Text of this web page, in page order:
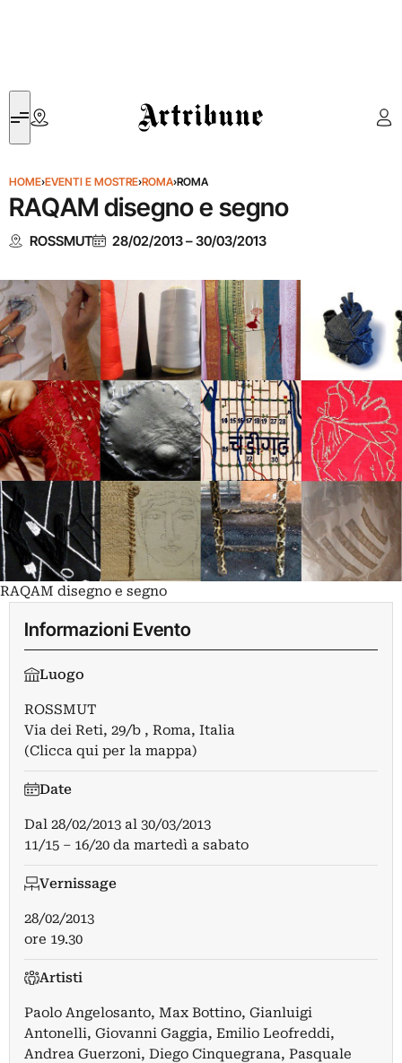
Artribune
HOME›EVENTI E MOSTRE›ROMA›ROMA
RAQAM disegno e segno
ROSSMUT 28/02/2013–30/03/2013
RAQAM disegno e segno
Informazioni Evento
Luogo
ROSSMUT
Via dei Reti, 29/b , Roma, Italia
(Clicca qui per la mappa)
Date
Dal 28/02/2013 al 30/03/2013
11/15 – 16/20 da martedì a sabato
Vernissage
28/02/2013
ore 19.30
Artisti
Paolo Angelosanto, Max Bottino, Gianluigi
Antonelli, Giovanni Gaggia, Emilio Leofreddi,
Andrea Guerzoni, Diego Cinquegrana, Pasquale